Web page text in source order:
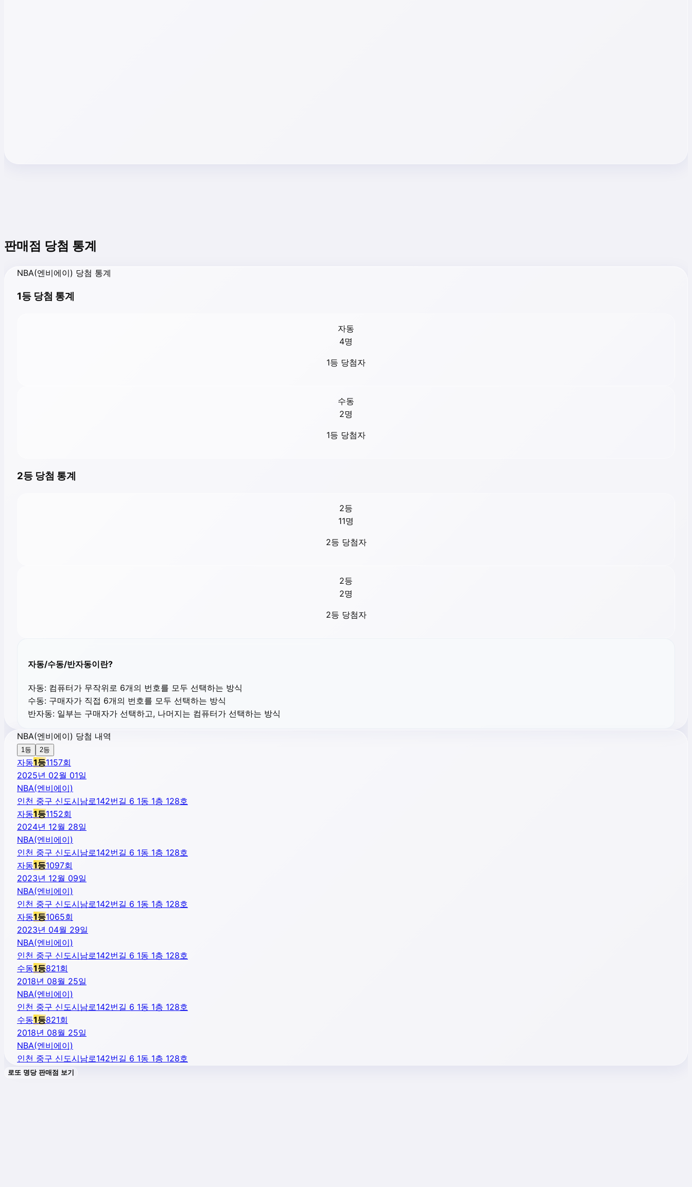
판매점 당첨 통계
NBA(엔비에이) 당첨 통계
1등 당첨 통계
자동
4명
1등 당첨자
수동
2명
1등 당첨자
2등 당첨 통계
2등
11명
2등 당첨자
2등
2명
2등 당첨자
자동/수동/반자동이란?
자동: 컴퓨터가 무작위로 6개의 번호를 모두 선택하는 방식
수동: 구매자가 직접 6개의 번호를 모두 선택하는 방식
반자동: 일부는 구매자가 선택하고, 나머지는 컴퓨터가 선택하는 방식
NBA(엔비에이) 당첨 내역
1등 2등
자동1등1157회
2025년 02월 01일
NBA(엔비에이)
인천 중구 신도시남로142번길 6 1동 1층 128호
자동1등1152회
2024년 12월 28일
NBA(엔비에이)
인천 중구 신도시남로142번길 6 1동 1층 128호
자동1등1097회
2023년 12월 09일
NBA(엔비에이)
인천 중구 신도시남로142번길 6 1동 1층 128호
자동1등1065회
2023년 04월 29일
NBA(엔비에이)
인천 중구 신도시남로142번길 6 1동 1층 128호
수동1등821회
2018년 08월 25일
NBA(엔비에이)
인천 중구 신도시남로142번길 6 1동 1층 128호
수동1등821회
2018년 08월 25일
NBA(엔비에이)
인천 중구 신도시남로142번길 6 1동 1층 128호
로또 명당 판매점 보기